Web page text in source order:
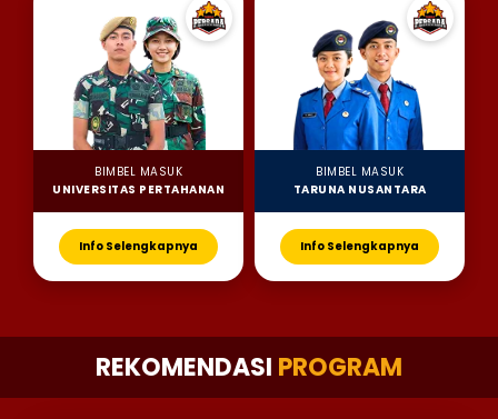
BIMBEL MASUK
UNIVERSITAS PERTAHANAN
Info Selengkapnya
BIMBEL MASUK
TARUNA NUSANTARA
Info Selengkapnya
REKOMENDASI PROGRAM